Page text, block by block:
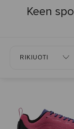
Keen
RIKIUOTI